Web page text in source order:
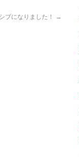
ブになりました！ →